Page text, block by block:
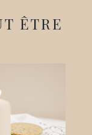
ÊTRE